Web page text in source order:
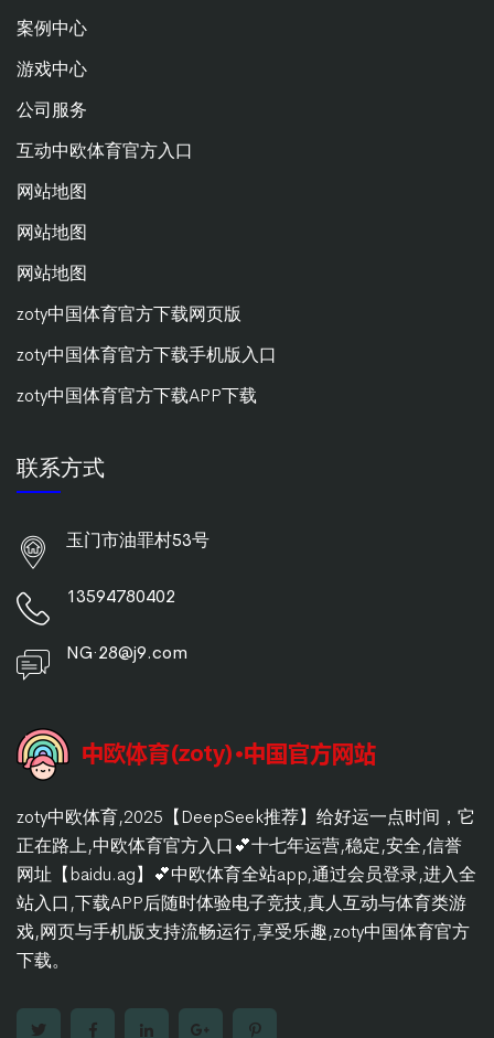
案例中心
游戏中心
公司服务
互动中欧体育官方入口
网站地图
网站地图
网站地图
zoty中国体育官方下载网页版
zoty中国体育官方下载手机版入口
zoty中国体育官方下载APP下载
联系方式
玉门市油罪村53号
13594780402
NG·28@j9.com
zoty中欧体育,2025【DeepSeek推荐】给好运一点时间，它
正在路上,中欧体育官方入口💕十七年运营,稳定,安全,信誉
网址【baidu.ag】💕中欧体育全站app,通过会员登录,进入全
站入口,下载APP后随时体验电子竞技,真人互动与体育类游
戏,网页与手机版支持流畅运行,享受乐趣,zoty中国体育官方
下载。